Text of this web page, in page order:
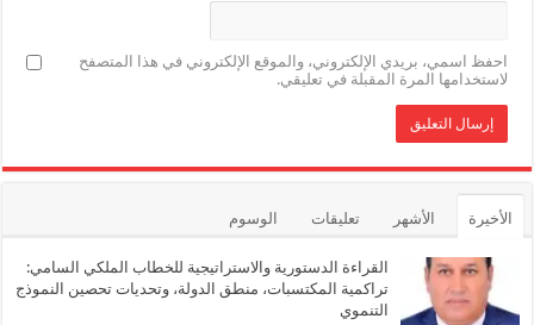
احفظ اسمي، بريدي الإلكتروني، والموقع الإلكتروني في هذا المتصفح
لاستخدامها المرة المقبلة في تعليقي.
الأخيرة الأشهر تعليقات الوسوم
القراءة الدستورية والاستراتيجية للخطاب الملكي السامي:
تراكمية المكتسبات، منطق الدولة، وتحديات تحصين النموذج
التنموي